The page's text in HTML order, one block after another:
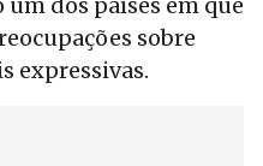
sobre
expressivas.